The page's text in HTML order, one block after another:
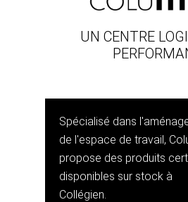
UN CENTRE
Spécialisé dans
de l'espace de travail,
propose des produits
disponibles sur stock à
Collégien.